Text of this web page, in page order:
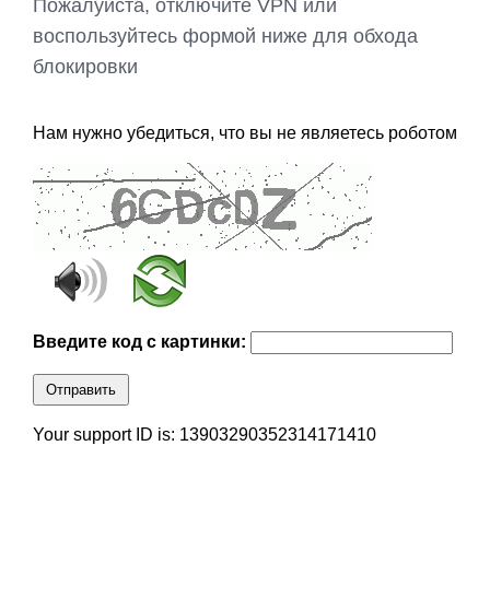
Пожалуйста, отключите VPN или
воспользуйтесь формой ниже для обхода
блокировки
Нам нужно убедиться, что вы не являетесь роботом
Введите код с картинки:
Отправить
Your support ID is: 13903290352314171410